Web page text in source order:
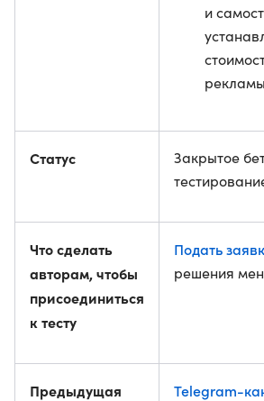
и
Статус
Закрытое
Что сделать
авторам, чтобы
присоединиться
к тесту
Подать
решения
Предыдущая
Telegram-